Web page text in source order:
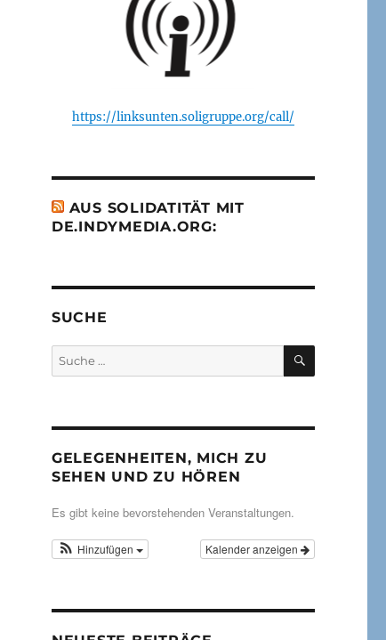
https://linksunten.soligruppe.org/call/
AUS SOLIDATITÄT MIT
DE.INDYMEDIA.ORG:
SUCHE
Suche
nach:
SUCHEN
GELEGENHEITEN, MICH ZU
SEHEN UND ZU HÖREN
Es gibt keine bevorstehenden Veranstaltungen.
Kalender anzeigen
Hinzufügen